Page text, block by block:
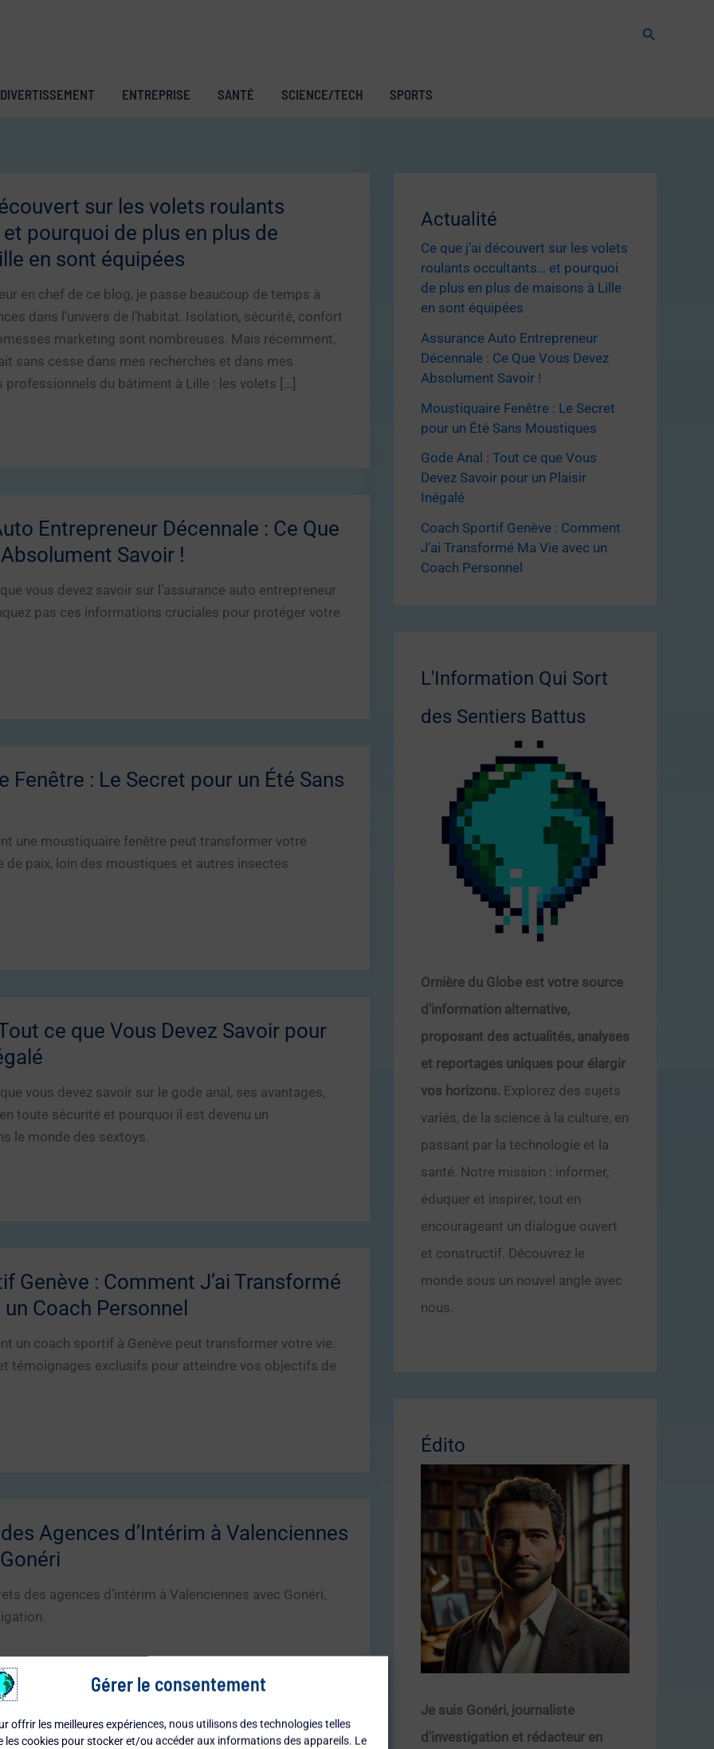
Gérer le consentement
offrir les meilleures expériences, nous utilisons des technologies telles
les cookies pour stocker et/ou accéder aux informations des appareils. Le
Rechercher
DIVERTISSEMENT ENTREPRISE SANTÉ SCIENCE/TECH SPORTS
sur les volets roulants
pourquoi de plus en plus de
en sont équipées
en chef de ce blog, je passe beaucoup de temps à
dans l’univers de l’habitat. Isolation, sécurité, confort
marketing sont nombreuses. Mais récemment,
sans cesse dans mes recherches et dans mes
professionnels du bâtiment à Lille : les volets […]
Entrepreneur Décennale : Ce Que
Savoir !
vous devez savoir sur l’assurance auto entrepreneur
pas ces informations cruciales pour protéger votre
Fenêtre : Le Secret pour un Été Sans
une moustiquaire fenêtre peut transformer votre
de paix, loin des moustiques et autres insectes
ce que Vous Devez Savoir pour
vous devez savoir sur le gode anal, ses avantages,
toute sécurité et pourquoi il est devenu un
le monde des sextoys.
Genève : Comment J’ai Transformé
Coach Personnel
un coach sportif à Genève peut transformer votre vie.
témoignages exclusifs pour atteindre vos objectifs de
Agences d’Intérim à Valenciennes
des agences d’intérim à Valenciennes avec Gonéri,
Actualité
Ce que j’ai découvert sur les volets
roulants occultants… et pourquoi
de plus en plus de maisons à Lille
en sont équipées
Assurance Auto Entrepreneur
Décennale : Ce Que Vous Devez
Absolument Savoir !
Moustiquaire Fenêtre : Le Secret
pour un Été Sans Moustiques
Gode Anal : Tout ce que Vous
Devez Savoir pour un Plaisir
Inégalé
Coach Sportif Genève : Comment
J’ai Transformé Ma Vie avec un
Coach Personnel
L'Information Qui Sort
des Sentiers Battus
Ornière du Globe est votre source
d'information alternative,
proposant des actualités, analyses
et reportages uniques pour élargir
vos horizons. Explorez des sujets
variés, de la science à la culture, en
passant par la technologie et la
santé. Notre mission : informer,
éduquer et inspirer, tout en
encourageant un dialogue ouvert
et constructif. Découvrez le
monde sous un nouvel angle avec
nous.
Édito
Je suis Gonéri, journaliste
d'investigation et rédacteur en